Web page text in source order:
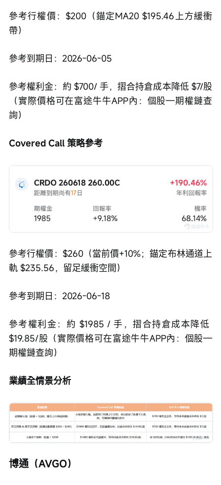
參考行權價：$200（錨定MA20 $195.46上方緩衝
帶）
參考到期日：2026-06-05
參考權利金：約 $700/ 手，摺合持倉成本降低 $7/股
（實際價格可在富途牛牛APP內：個股—期權鏈查
詢）
Covered Call 策略參考
參考行權價：$260（當前價+10%；錨定布林通道上
軌 $235.56，留足緩衝空間）
參考到期日：2026-06-18
參考權利金：約 $1985 / 手，摺合持倉成本降低
$19.85/股（實際價格可在富途牛牛APP內：個股—
期權鏈查詢）
業績全情景分析
博通（AVGO）